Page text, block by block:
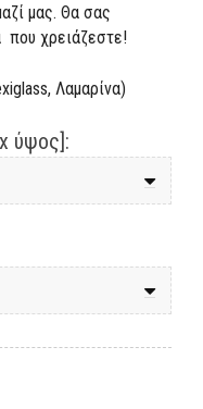
μας. Θα σας
που χρειάζεστε!
Λαμαρίνα)
ύψος]: